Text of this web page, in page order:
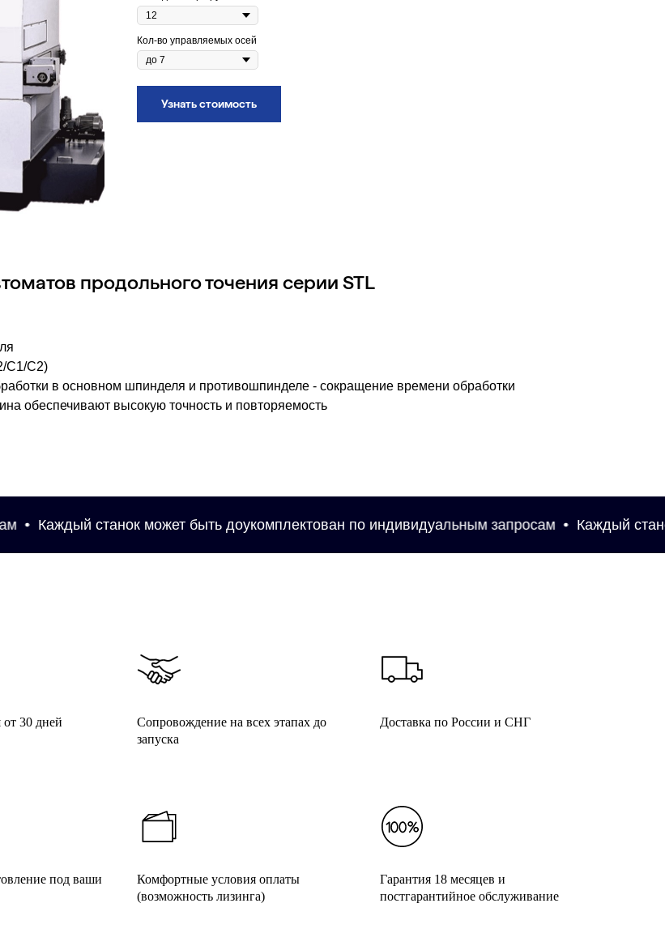
Кол-во управляемых осей
Узнать стоимость
продольного точения серии STL
C1/C2)
в основном шпинделя и противошпинделе - сокращение времени обработки
обеспечивают высокую точность и повторяемость
станок может быть доукомплектован по индивидуальным запросам Каждый станок
от 30 дней
Сопровождение на всех этапах до
запуска
Доставка по России и СНГ
под ваши
Комфортные условия оплаты
(возможность лизинга)
Гарантия 18 месяцев и
постгарантийное обслуживание